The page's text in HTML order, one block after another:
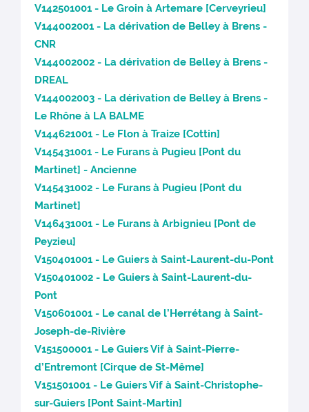
V142501001 - Le Groin à Artemare [Cerveyrieu]
V144002001 - La dérivation de Belley à Brens -
CNR
V144002002 - La dérivation de Belley à Brens -
DREAL
V144002003 - La dérivation de Belley à Brens -
Le Rhône à LA BALME
V144621001 - Le Flon à Traize [Cottin]
V145431001 - Le Furans à Pugieu [Pont du
Martinet] - Ancienne
V145431002 - Le Furans à Pugieu [Pont du
Martinet]
V146431001 - Le Furans à Arbignieu [Pont de
Peyzieu]
V150401001 - Le Guiers à Saint-Laurent-du-Pont
V150401002 - Le Guiers à Saint-Laurent-du-
Pont
V150601001 - Le canal de l’Herrétang à Saint-
Joseph-de-Rivière
V151500001 - Le Guiers Vif à Saint-Pierre-
d’Entremont [Cirque de St-Même]
V151501001 - Le Guiers Vif à Saint-Christophe-
sur-Guiers [Pont Saint-Martin]